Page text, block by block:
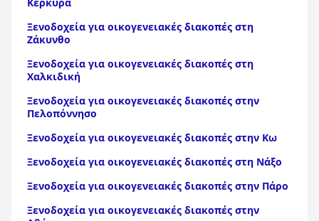
Ξενοδοχεία για οικογενειακές διακοπές στη
Ζάκυνθο
Ξενοδοχεία για οικογενειακές διακοπές στη
Χαλκιδική
Ξενοδοχεία για οικογενειακές διακοπές στην
Πελοπόννησο
Ξενοδοχεία για οικογενειακές διακοπές στην Κω
Ξενοδοχεία για οικογενειακές διακοπές στη Νάξο
Ξενοδοχεία για οικογενειακές διακοπές στην Πάρο
Ξενοδοχεία για οικογενειακές διακοπές στην